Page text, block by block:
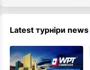
Latest турніри news